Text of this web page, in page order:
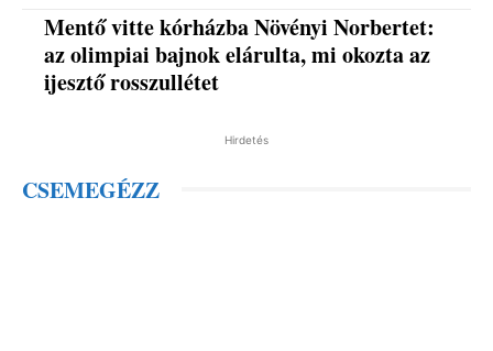
Mentő vitte kórházba Növényi Norbertet:
az olimpiai bajnok elárulta, mi okozta az
ijesztő rosszullétet
Hirdetés
CSEMEGÉZZ